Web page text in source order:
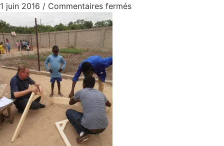
1 juin 2016 / Commentaires ferméssur INSTALLATION